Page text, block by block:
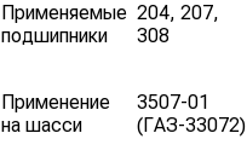
Применяемые
подшипники
204, 207,
308
Применение
на шасси
3507-01
(ГАЗ-33072)